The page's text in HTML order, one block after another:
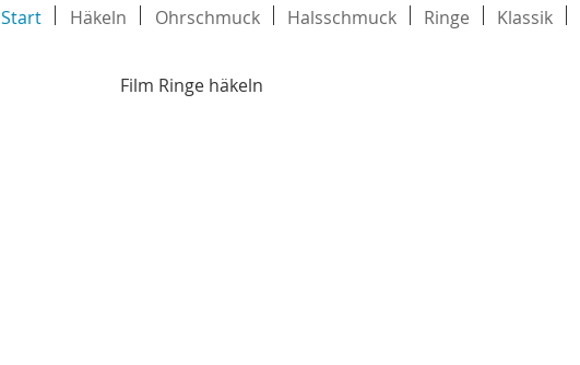
Start Häkeln Ohrschmuck Halsschmuck Ringe Klassik
Film Ringe häkeln